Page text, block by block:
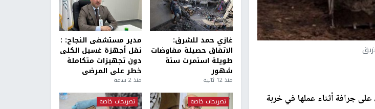
على جرافة أثناء عملها في خربة
غازي حمد للشرق:
الاتفاق حصيلة مفاوضات
طويلة استمرت ستة
شهور
منذ 12 ثانية
مدير مستشفى النجاح: :
نقل أجهزة غسيل الكلى
دون تجهيزات متكاملة
خطر على المرضى
منذ 2 ساعة
تصريحات خاصة تصريحات خاصة